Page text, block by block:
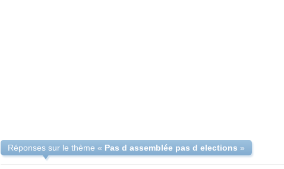
Réponses sur le thème « Pas d assemblée pas d elections »